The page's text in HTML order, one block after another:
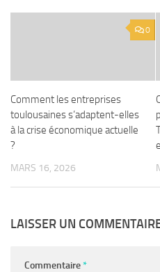
0
Comment les entreprises
toulousaines s’adaptent-elles
à la crise économique actuelle
?
MARS 16, 2026
LAISSER UN
Commentaire*